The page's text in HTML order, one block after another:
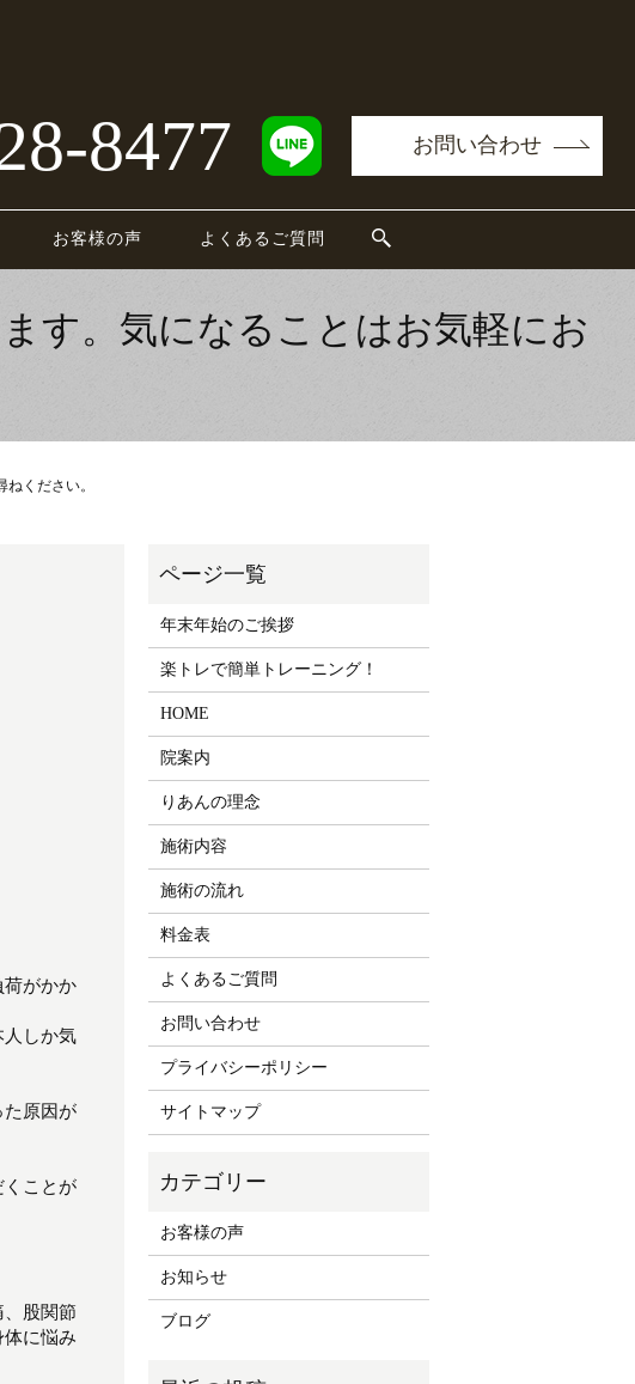
お客様の声 よくあるご質問
8477 お問い合わせ
す。気になることはお気軽にお
ください。
荷がかか
人しか気
た原因が
くことが
股関節
に悩み
年末年始のご挨拶
楽トレで簡単トレーニング！
HOME
院案内
りあんの理念
施術内容
施術の流れ
料金表
よくあるご質問
お問い合わせ
プライバシーポリシー
サイトマップ
お客様の声
お知らせ
ブログ